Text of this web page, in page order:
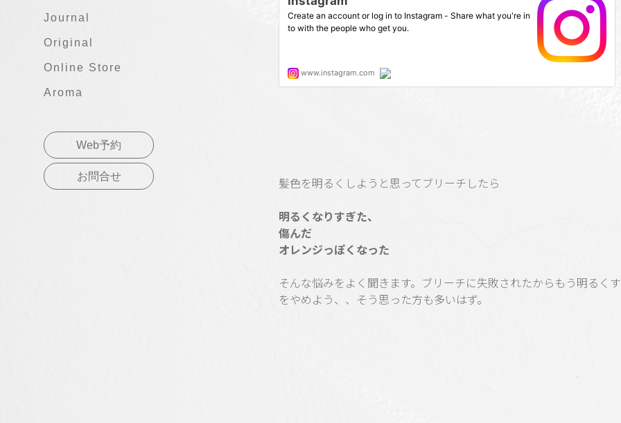
Journal
Original
Online Store
Aroma
Web予約
お問合せ
髪色を明るくしようと思ってブリーチしたら
明るくなりすぎた、
傷んだ
オレンジっぽくなった
そんな悩みをよく聞きます。ブリーチに失敗されたからもう明るく
をやめよう、、そう思った方も多いはず。